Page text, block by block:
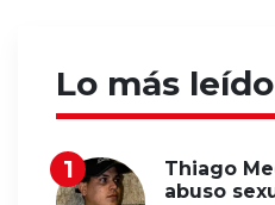
Lo más leído
Thiago
abuso